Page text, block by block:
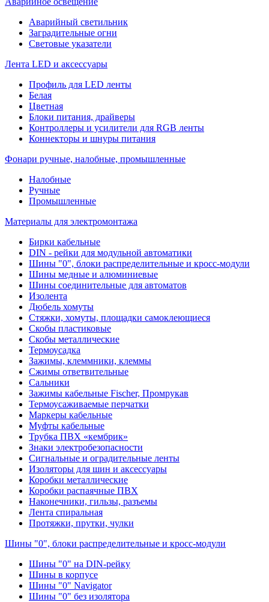
Аварийный светильник
Заградительные огни
Световые указатели
Лента LED и аксессуары
Профиль для LED ленты
Белая
Цветная
Блоки питания, драйверы
Контроллеры и усилители для RGB ленты
Коннекторы и шнуры питания
Фонари ручные, налобные, промышленные
Налобные
Ручные
Промышленные
Материалы для электромонтажа
Бирки кабельные
DIN - рейки для модульной автоматики
Шины "0", блоки распределительные и кросс-модули
Шины медные и алюминиевые
Шины соединительные для автоматов
Изолента
Дюбель хомуты
Стяжки, хомуты, площадки самоклеющиеся
Скобы пластиковые
Скобы металлические
Термоусадка
Зажимы, клеммники, клеммы
Сжимы ответвительные
Сальники
Зажимы кабельные Fischer, Промрукав
Термоусаживаемые перчатки
Маркеры кабельные
Муфты кабельные
Трубка ПВХ «кембрик»
Знаки электробезопасности
Сигнальные и оградительные ленты
Изоляторы для шин и аксессуары
Коробки металлические
Коробки распаячные ПВХ
Наконечники, гильзы, разъемы
Лента спиральная
Протяжки, прутки, чулки
Шины "0", блоки распределительные и кросс-модули
Шины "0" на DIN-рейку
Шины в корпусе
Шины "0" Navigator
Шины "0" без изолятора